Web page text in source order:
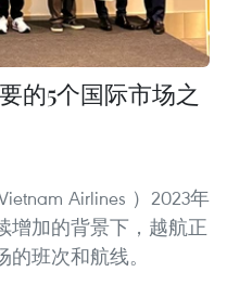
的5个国际市场之
Airlines ）2023年
增加的背景下，越航正
班次和航线。